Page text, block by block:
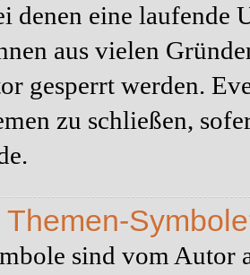
denen eine laufende
aus vielen
gesperrt werden.
zu schließen,
sind vom Autor